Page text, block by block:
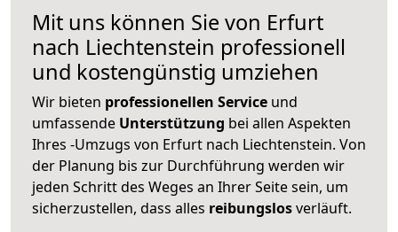
Mit uns können Sie von Erfurt
nach Liechtenstein professionell
und kostengünstig umziehen
Wir bieten professionellen Service und
umfassende Unterstützung bei allen Aspekten
Ihres -Umzugs von Erfurt nach Liechtenstein. Von
der Planung bis zur Durchführung werden wir
jeden Schritt des Weges an Ihrer Seite sein, um
sicherzustellen, dass alles reibungslosverläuft.